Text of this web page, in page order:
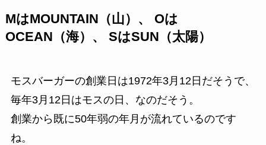
MはMOUNTAIN （山）、 Oは
OCEAN （海）、 SはSUN （太陽）
モスバーガーの創業日は1972年3月12日だそうで、
毎年3月12日はモスの日、なのだそう。
創業から既に50年弱の年月が流れているのです
ね。